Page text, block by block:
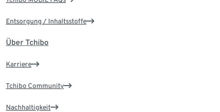
Entsorgung / Inhaltsstoffe
Über Tchibo
Karriere
Tchibo Community
Nachhaltigkeit